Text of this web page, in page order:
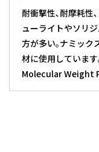
耐衝撃性､耐摩耗性
ューライトやソリ
方が多い｡ナミック
材に使用していま
Molecular Weight